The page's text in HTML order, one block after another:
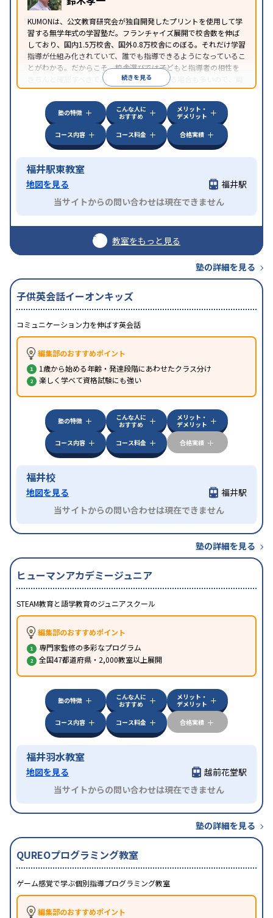
KUMONは、公文教育研究会が独自開発したプリントを使用して学
習する無学年式の学習塾だ。フランチャイズ展開で校舎数を伸ば
しており、国内1.5万校舎、国外0.8万校舎にのぼる。それだけ学習
指導が仕組み化されていて、誰でも指導できるようになっているこ
とがわかる。だからこそ、校舎選びでは子どもと指導者の相性を
きちんと確認すべきである。近所に2校舎ある場合も多いので、両
方見学してみることをオススメする。
続きを見る
塾の特徴
こんな人に
おすすめ
メリット・
デメリット
コース内容
コース料金 合格実績
福井駅東教室
地図を見る
福井駅
当サイトからの問い合わせは現在できません
教室をもっと見る
塾の詳細を見る
子供英会話イーオンキッズ
コミュニケーション力を伸ばす英会話
編集部のおすすめポイント
1歳から始める年齢・発達段階にあわせたクラス分け
楽しく学べて資格試験にも強い
塾の特徴
こんな人に
おすすめ
メリット・
デメリット
コース内容
コース料金 合格実績
福井校
地図を見る
福井駅
当サイトからの問い合わせは現在できません
塾の詳細を見る
ヒューマンアカデミージュニア
STEAM教育と語学教育のジュニアスクール
編集部のおすすめポイント
専門家監修の多彩なプログラム
全国47都道府県・2,000教室以上展開
塾の特徴
こんな人に
おすすめ
メリット・
デメリット
コース内容
コース料金 合格実績
福井羽水教室
地図を見る
越前花堂駅
当サイトからの問い合わせは現在できません
塾の詳細を見る
QUREOプログラミング教室
ゲーム感覚で学ぶ個別指導プログラミング教室
編集部のおすすめポイント